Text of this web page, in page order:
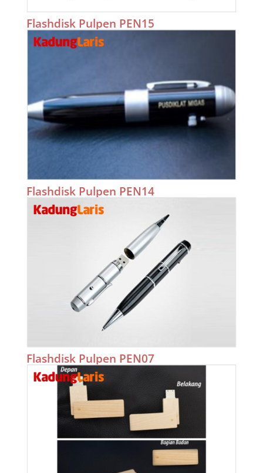
Flashdisk Pulpen PEN15
Flashdisk Pulpen PEN14
Flashdisk Pulpen PEN07